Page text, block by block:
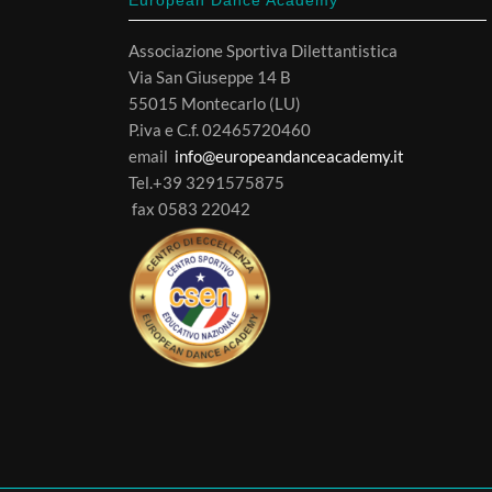
Associazione Sportiva Dilettantistica
Via San Giuseppe 14 B
55015 Montecarlo (LU)
P.iva e C.f. 02465720460
email info@europeandanceacademy.it
Tel.+39 3291575875
fax 0583 22042